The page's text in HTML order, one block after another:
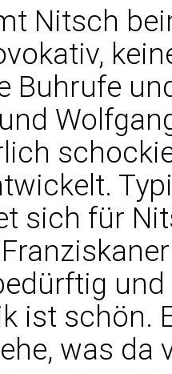
Nitsch
Buhrufe
sich für
ist
was da